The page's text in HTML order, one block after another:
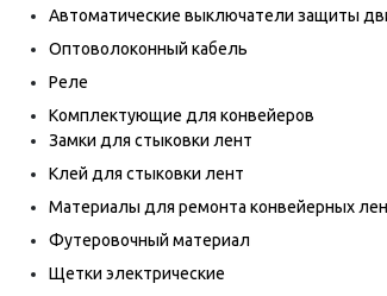
Автоматические выключатели защиты
Оптоволоконный кабель
Реле
Комплектующие для конвейеров
Замки для стыковки лент
Клей для стыковки лент
Материалы для ремонта конвейерных
Футеровочный материал
Щетки электрические